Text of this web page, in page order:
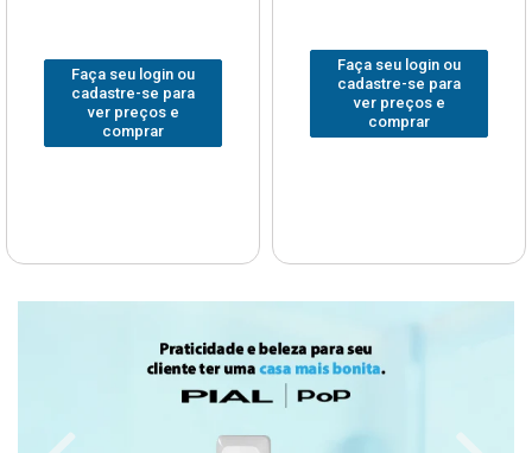
Faça seu login ou
cadastre-se para
ver preços e
comprar
Faça seu login ou
cadastre-se para
ver preços e
comprar